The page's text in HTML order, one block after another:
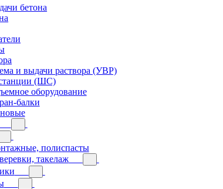
бетона
и выдачи раствора (УВР)
(ШС)
оборудование
балки
полиспасты
такелаж